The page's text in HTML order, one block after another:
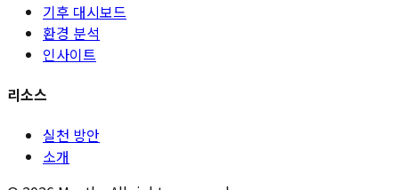
기후 대시보드
환경 분석
인사이트
리소스
실천 방안
소개